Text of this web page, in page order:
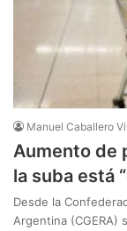
Manuel Caballero
Aumento de
la suba está
Desde la
Argentina (CGERA)